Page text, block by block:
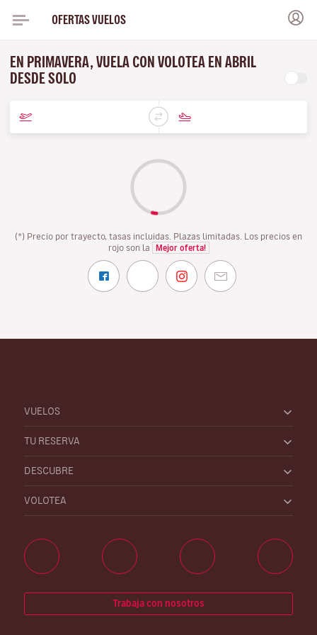
OFERTAS VUELOS
EN PRIMAVERA, VUELA CON VOLOTEA EN ABRIL
DESDE SOLO
(*) Precio por trayecto, tasas incluidas. Plazas limitadas. Los precios en
rojo son la
Mejor oferta!
VUELOS
TU RESERVA
DESCUBRE
VOLOTEA
Trabaja con nosotros